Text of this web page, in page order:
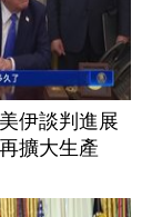
伊談判進展
擴大生產